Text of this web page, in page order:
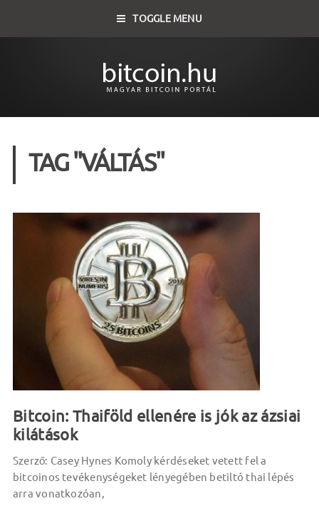
TOGGLE MENU
TAG "VÁLTÁS"
Bitcoin: Thaiföld ellenére is jók az ázsiai
kilátások
Szerző: Casey Hynes Komoly kérdéseket vetett fel a
bitcoinos tevékenységeket lényegében betiltó thai lépés
arra vonatkozóan,